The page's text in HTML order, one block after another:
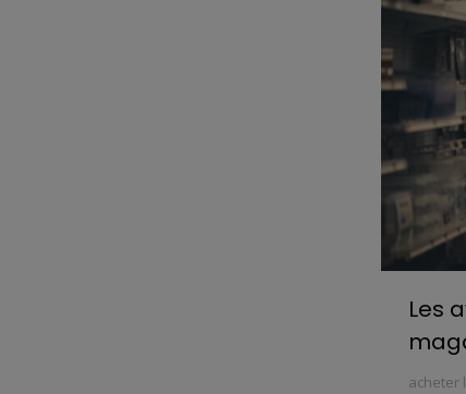
Les
acheter